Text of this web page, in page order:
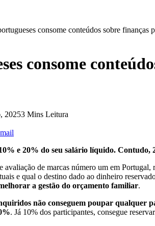
consome conteúdos sobre finanças
consome
20253 Mins Leitura
e 20% do seu salário líquido. Contudo,
avaliação de marcas número um em
e qual o destino dado ao dinheiro
a gestão do orçamento familiar.
não conseguem poupar qualquer
. Já 10% dos participantes, consegue